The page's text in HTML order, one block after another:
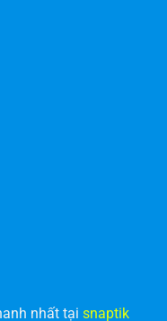
nhất tại snaptik